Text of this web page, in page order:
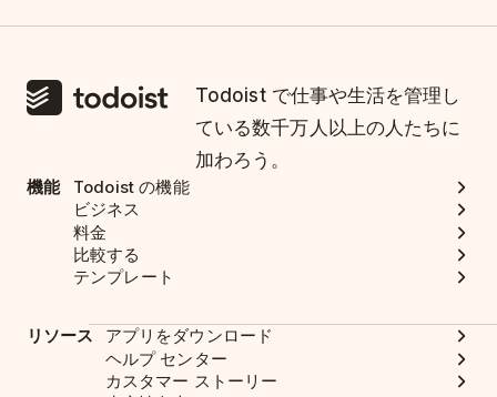
Todoist で仕事や生活を管理し
ている数千万人以上の人たちに
加わろう。
機能
Todoist の機能
ビジネス
料金
比較する
テンプレート
リソース
アプリをダウンロード
ヘルプ センター
カスタマー ストーリー